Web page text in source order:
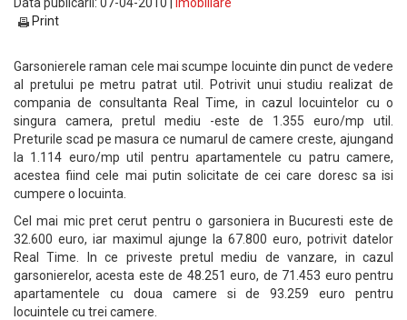
Print
Garsonierele raman cele mai scumpe locuinte din punct de vedere
al pretului pe metru patrat util. Potrivit unui studiu realizat de
compania de consultanta Real Time, in cazul locuintelor cu o
singura camera, pretul mediu -este de 1.355 euro/mp util.
Preturile scad pe masura ce numarul de camere creste, ajungand
la 1.114 euro/mp util pentru apartamentele cu patru camere,
acestea fiind cele mai putin solicitate de cei care doresc sa isi
cumpere o locuinta.
Cel mai mic pret cerut pentru o garsoniera in Bucuresti este de
32.600 euro, iar maximul ajunge la 67.800 euro, potrivit datelor
Real Time. In ce priveste pretul mediu de vanzare, in cazul
garsonierelor, acesta este de 48.251 euro, de 71.453 euro pentru
apartamentele cu doua camere si de 93.259 euro pentru
locuintele cu trei camere.